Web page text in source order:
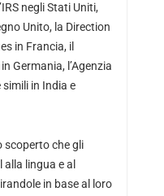
negli Stati Uniti,
Unito, la Direction
in Francia, il
Germania, l’Agenzia
in India e
scoperto che gli
lingua e al
in base al loro